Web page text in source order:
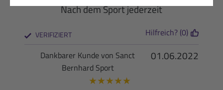
Nach dem Sport jederzeit
VERIFIZIERT Hilfreich? (0)
01.06.2022
Dankbarer Kunde von Sanct
Bernhard Sport
★★★★★